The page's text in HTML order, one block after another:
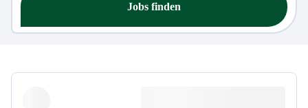
Jobs finden